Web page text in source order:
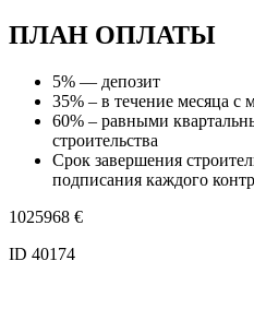
ПЛАН ОПЛАТЫ
5% — депозит
35% – в течение месяца с
60% – равными
строительства
Срок завершения
подписания каждого
1025968 €
ID 40174